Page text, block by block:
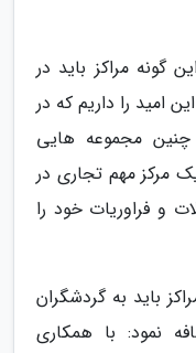
گونه مراکز باید در
امید را داریم که در
چنین مجموعه هایی
مرکز مهم تجاری در
و فراوریات خود را
باید به گردشگران
نمود: با همکاری